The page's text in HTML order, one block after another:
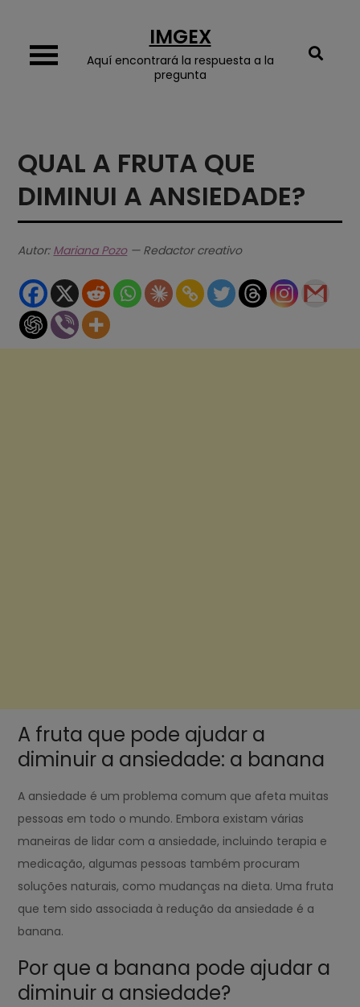
content
IMGEX
Aquí encontrará la respuesta a la
pregunta
QUAL A FRUTA QUE
DIMINUI A ANSIEDADE?
Autor: Mariana Pozo— Redactor creativo
A fruta que pode ajudar a
diminuir a ansiedade: a banana
A ansiedade é um problema comum que afeta muitas
pessoas em todo o mundo. Embora existam várias
maneiras de lidar com a ansiedade, incluindo terapia e
medicação, algumas pessoas também procuram
soluções naturais, como mudanças na dieta. Uma fruta
que tem sido associada à redução da ansiedade é a
banana.
Por que a banana pode ajudar a
diminuir a ansiedade?